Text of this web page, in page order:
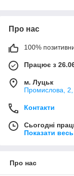
Про нас
100%
Працює з
м. Луцьк
Промислова, 2,
Контакти
Сьогодні
Показати
Про нас